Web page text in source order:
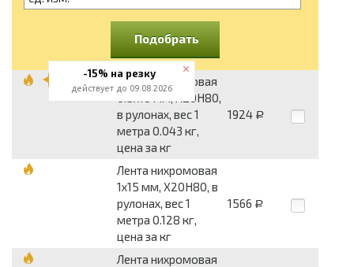
Подобрать
Лента нихромовая
0.5x10 мм, Х20Н80,
в рулонах, вес 1
метра 0.043 кг,
цена за кг
1924 Р
Лента нихромовая
1x15 мм, Х20Н80, в
рулонах, вес 1
метра 0.128 кг,
цена за кг
1566 Р
Лента нихромовая
-15% на резку
действует до 09.08.2026